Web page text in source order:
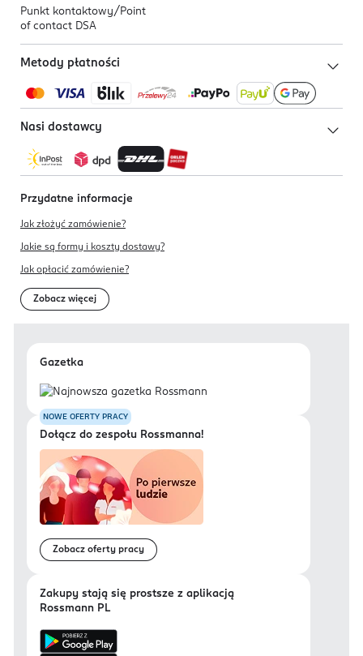
Punkt kontaktowy/ Point
of contact DSA
Metody płatności
Nasi dostawcy
Przydatne informacje
Jak złożyć zamówienie?
Jakie są formy i koszty dostawy?
Jak opłacić zamówienie?
Zobacz więcej
Gazetka
NOWE OFERTY PRACY
Dołącz do zespołu Rossmanna!
Zobacz oferty pracy
Zakupy stają się prostsze z aplikacją
Rossmann PL